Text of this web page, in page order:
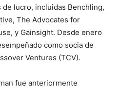
de lucro, incluidas Benchling,
The Advocates for
y Gainsight. Desde enero
como socia de
Ventures (TCV).
fue anteriormente